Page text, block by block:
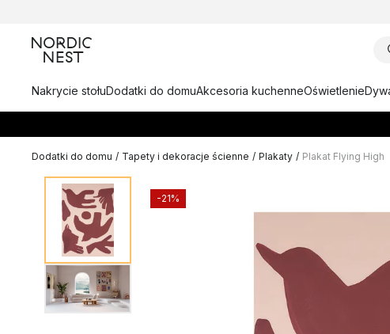
Nakrycie stołuDodatki do domuAkcesoria kuchenneOświetlenie
Dodatki do domu / Tapety i dekoracje ścienne / Plakaty / Plakat Flying High
-21%